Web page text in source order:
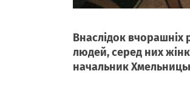
Внаслідок
людей, серед них
начальник